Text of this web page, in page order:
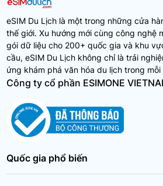
eSIM Du Lịch là một trong những cửa
thế giới. Xu hướng mới cùng công nghệ
gói dữ liệu cho 200+ quốc gia và khu
cầu, eSIM Du Lịch không chỉ là trải
ứng khám phá văn hóa du lịch trong
Công ty cổ phần ESIMONE
Quốc gia phổ biến